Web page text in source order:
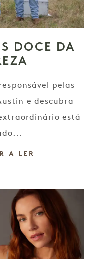
DOCE DA
pelas
e descubra
está
A LER